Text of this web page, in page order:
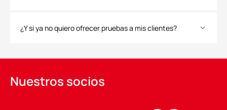
¿Y si ya no quiero ofrecer pruebas a mis clientes?
Nuestros socios